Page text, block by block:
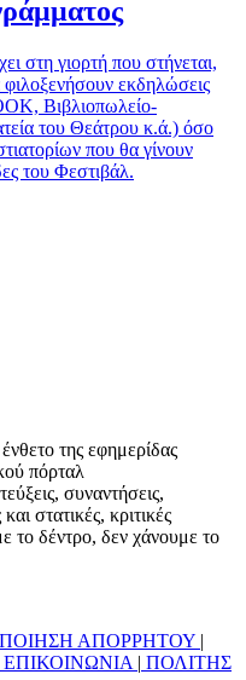
στη γιορτή που στήνεται,
εκδηλώσεις
Βιβλιοπωλείο-
του Θεάτρου κ.ά.) όσο
που θα γίνουν
του Φεστιβάλ.
της εφημερίδας
πόρταλ
συναντήσεις,
στατικές, κριτικές
το δέντρο, δεν χάνουμε το
ΑΠΟΡΡΗΤΟΥ |
ΕΠΙΚΟΙΝΩΝΙΑ | ΠΟΛΙΤΗΣ